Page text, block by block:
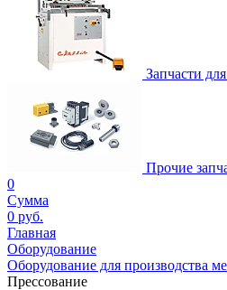
Запчасти
Прочие
0
Сумма
0 руб.
Главная
Оборудование
Оборудование для производства
Прессование